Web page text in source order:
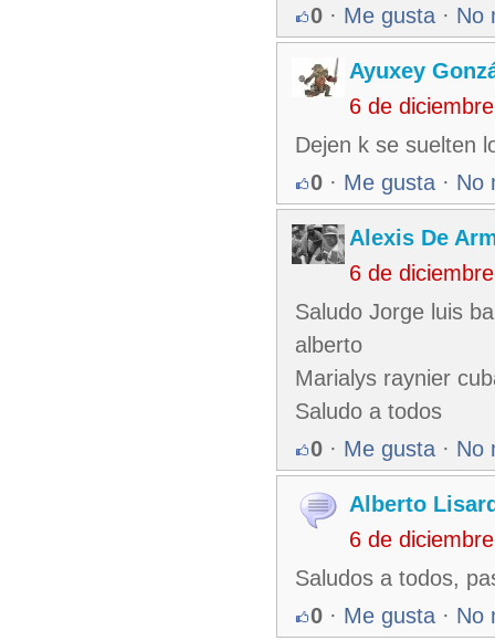
0 · Me gusta · No
Ayuxey
6 de
Dejen k se suelten
0 · Me gusta · No
Alexis De
6 de
Saludo Jorge luis
alberto
Marialys raynier
Saludo a todos
0 · Me gusta · No
Alberto
6 de
Saludos a todos,
0 · Me gusta · No